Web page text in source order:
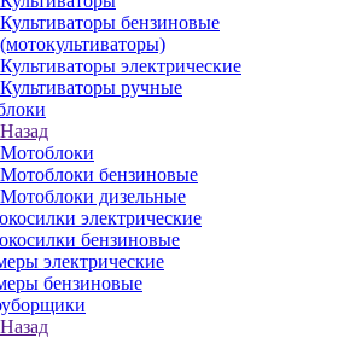
Культиваторы бензиновые
(мотокультиваторы)
Культиваторы электрические
Культиваторы ручные
Назад
Мотоблоки
Мотоблоки бензиновые
Мотоблоки дизельные
электрические
бензиновые
электрические
бензиновые
Назад